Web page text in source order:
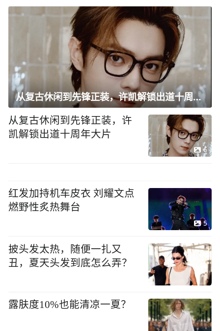
从复古休闲到先锋正装，许凯解锁出道十周年大片
从复古休闲到先锋正装，许
凯解锁出道十周年大片
6
红发加持机车皮衣 刘耀文点
燃野性炙热舞台
5
披头发太热，随便一扎又
丑，夏天头发到底怎么弄？
露肤度10%也能清凉一夏？